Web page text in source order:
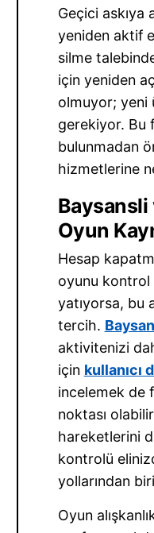
Geçici askıya
yeniden aktif
silme
için yeniden
olmuyor; yeni
gerekiyor. Bu
bulunmadan
hizmetlerine
Baysansli
Oyun
Hesap
oyunu kontrol
yatıyorsa, bu
tercih.
aktivitenizi
için kullanıcı
incelemek de
noktası
hareketlerini
kontrolü
yollarından
Oyun